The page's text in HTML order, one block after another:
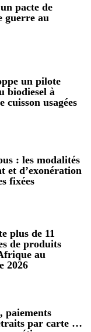
pacte de
guerre au
un pilote
biodiesel à
cuisson usagées
: les modalités
et d’exonération
fixées
plus de 11
de produits
au
2026
paiements
par carte …